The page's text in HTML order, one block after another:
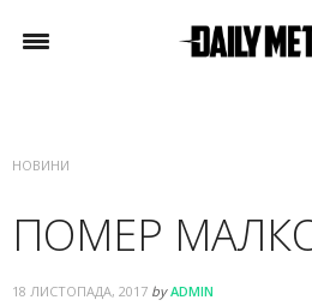
НОВИНИ
ПОМЕР
18 ЛИСТОПАДА, 2017 by ADMIN